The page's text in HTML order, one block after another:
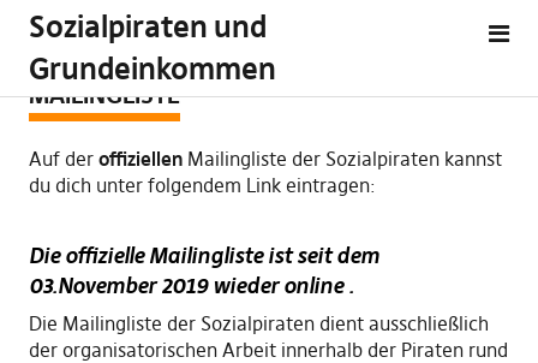
Sozialpiraten und
Grundeinkommen
MAILINGLISTE
Auf der offiziellenMailingliste der Sozialpiraten kannst
du dich unter folgendem Link eintragen:
Die offizielle Mailingliste ist seit dem
03.November 2019 wieder online .
Die Mailingliste der Sozialpiraten dient ausschließlich
der organisatorischen Arbeit innerhalb der Piraten rund